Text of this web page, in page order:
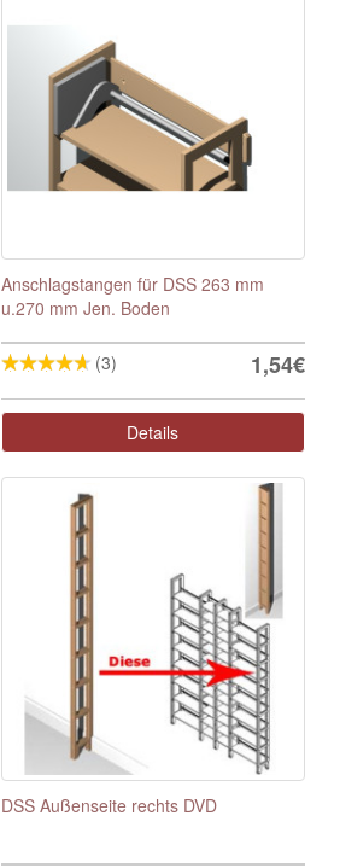
Anschlagstangen für DSS 263 mm
u.270 mm Jen. Boden
(3) 1,54€
Details
DSS Außenseite rechts DVD